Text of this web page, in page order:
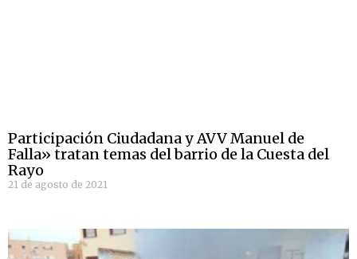
Participación Ciudadana y AVV Manuel de
Falla» tratan temas del barrio de la Cuesta del
Rayo
21 de agosto de 2021